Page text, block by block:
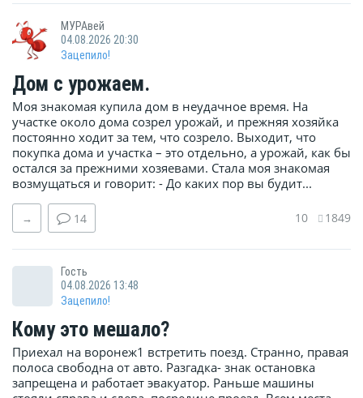
МУРАвей
04.08.2026 20:30
Зацепило!
Дом с урожаем.
Моя знакомая купила дом в неудачное время. На
участке около дома созрел урожай, и прежняя хозяйка
постоянно ходит за тем, что созрело. Выходит, что
покупка дома и участка – это отдельно, а урожай, как бы
остался за прежними хозяевами. Стала моя знакомая
возмущаться и говорит: - До каких пор вы будит...
→ 14 10 1849
Гость
04.08.2026 13:48
Зацепило!
Кому это мешало?
Приехал на воронеж1 встретить поезд. Странно, правая
полоса свободна от авто. Разгадка- знак остановка
запрещена и работает эвакуатор. Раньше машины